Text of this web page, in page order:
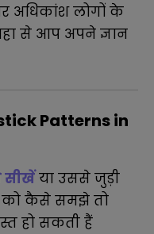
अधिकांश लोगों के
से आप अपने ज्ञान
Patterns in
सीखें या उससे जुड़ी
को कैसे समझे तो
हो सकती हैं